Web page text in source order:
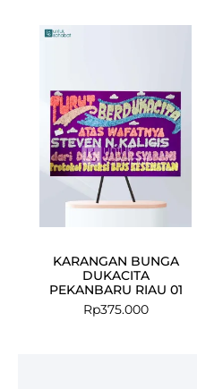
KARANGAN BUNGA
DUKACITA
PEKANBARU RIAU 01
Rp375.000